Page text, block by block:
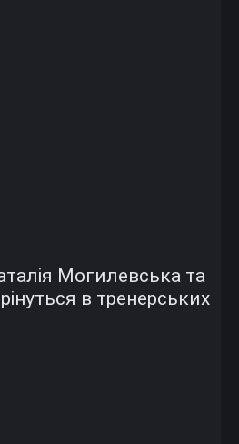
Могилевська та
в тренерських